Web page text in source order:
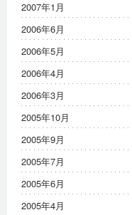
2007年1月
2006年6月
2006年5月
2006年4月
2006年3月
2005年10月
2005年9月
2005年7月
2005年6月
2005年4月